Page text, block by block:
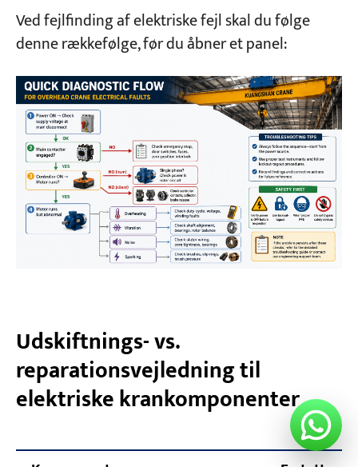
Ved fejlfinding af elektriske fejl skal du følge
denne rækkefølge, før du åbner et panel:
Udskiftnings- vs.
reparationsvejledning til
elektriske krankomponenter